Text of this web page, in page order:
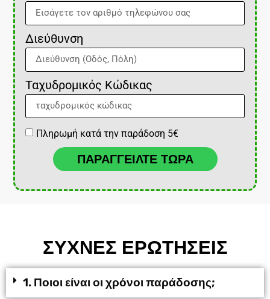
Διεύθυνση
Ταχυδρομικός Κώδικας
Πληρωμή κατά την παράδοση 5€
ΠΑΡΑΓΓΕΙΛΤΕ ΤΩΡΑ
ΣΥΧΝΕΣ ΕΡΩΤΗΣΕΙΣ
1. Ποιοι είναι οι χρόνοι παράδοσης;